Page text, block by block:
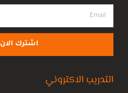
اشترك الان
التدريب الاكتروني